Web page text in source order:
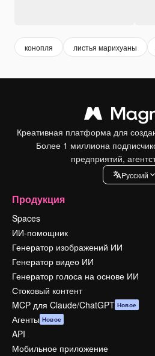
конопля листья марихуаны
Креативная платформа для
Более 1 миллиона
предприятий,
Pусский
Продукция
Spaces
ИИ-помощник
Генератор изображений ИИ
Генератор видео ИИ
Генератор голоса на основе ИИ
Стоковый контент
MCP для Claude/ChatGPT Новое
Агенты Новое
API
Мобильное приложение